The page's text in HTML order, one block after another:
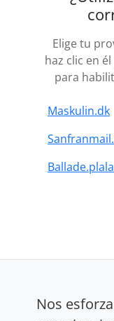
Elige tu
haz clic en
para
Maskulin.dk
Nos